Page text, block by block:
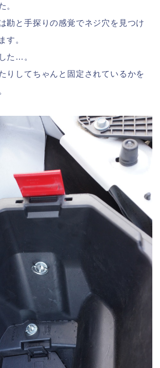
。
勘と手探りの感覚でネジ穴を見つけ
す。
た…。
りしてちゃんと固定されているかを